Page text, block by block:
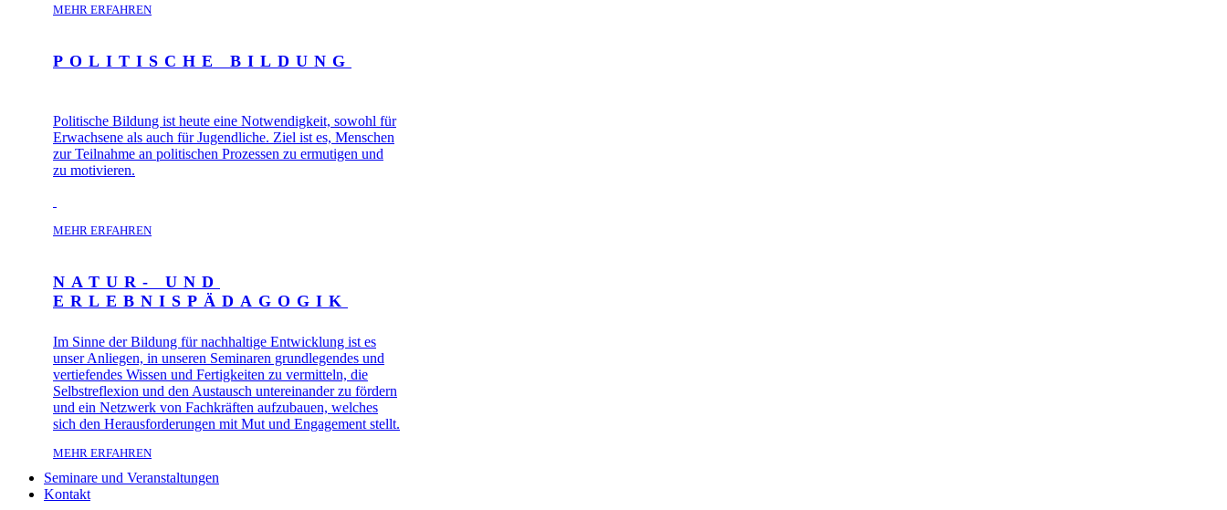
MEHR ERFAHREN
POLITISCHE BILDUNG
Politische Bildung ist heute eine Notwendigkeit, sowohl für
Erwachsene als auch für Jugendliche. Ziel ist es, Menschen
zur Teilnahme an politischen Prozessen zu ermutigen und
zu motivieren.
MEHR ERFAHREN
NATUR- UND
ERLEBNISPÄDAGOGIK
Im Sinne der Bildung für nachhaltige Entwicklung ist es
unser Anliegen, in unseren Seminaren grundlegendes und
vertiefendes Wissen und Fertigkeiten zu vermitteln, die
Selbstreflexion und den Austausch untereinander zu fördern
und ein Netzwerk von Fachkräften aufzubauen, welches
sich den Herausforderungen mit Mut und Engagement stellt.
MEHR ERFAHREN
Seminare und Veranstaltungen
Kontakt